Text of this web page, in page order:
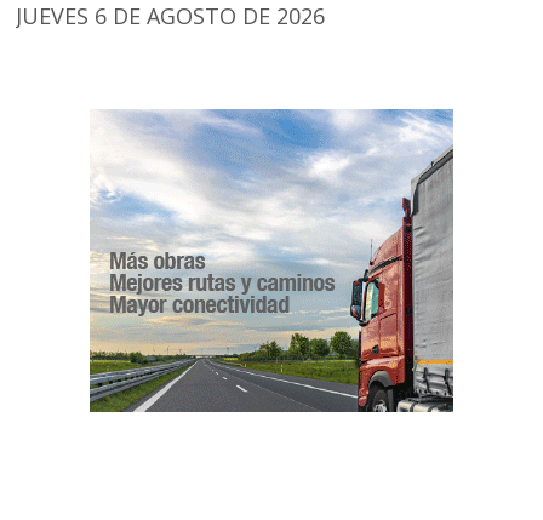
JUEVES 6 DE AGOSTO DE 2026